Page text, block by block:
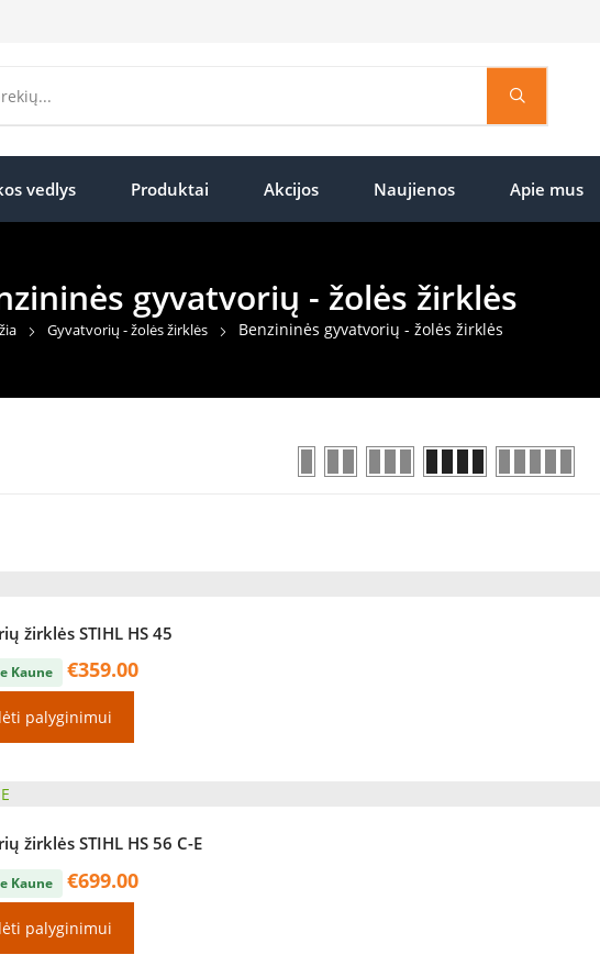
vedlys Produktai Akcijos Naujienos Apie mus
gyvatvorių - žolės žirklės
Gyvatvorių - žolės žirklės Benzininės gyvatvorių - žolės žirklės
žirklės STIHL HS 45
Kaune €359.00
palyginimui
žirklės STIHL HS 56 C-E
Kaune €699.00
palyginimui